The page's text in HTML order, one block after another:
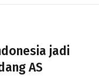
jadi
AS